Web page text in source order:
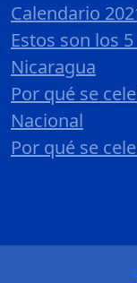
Calendario
Estos son los
Nicaragua
Por qué se
Nacional
Por qué se